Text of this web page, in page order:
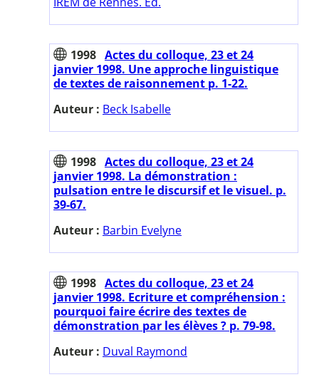
1998 Actes du colloque, 23 et 24
janvier 1998. Une approche linguistique
de textes de raisonnement p. 1-22.
Auteur : Beck Isabelle
1998 Actes du colloque, 23 et 24
janvier 1998. La démonstration :
pulsation entre le discursif et le visuel. p.
39-67.
Auteur : Barbin Evelyne
1998 Actes du colloque, 23 et 24
janvier 1998. Ecriture et compréhension :
pourquoi faire écrire des textes de
démonstration par les élèves ? p. 79-98.
Auteur : Duval Raymond